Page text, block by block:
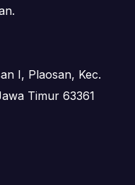
I, Plaosan, Kec.
Timur 63361